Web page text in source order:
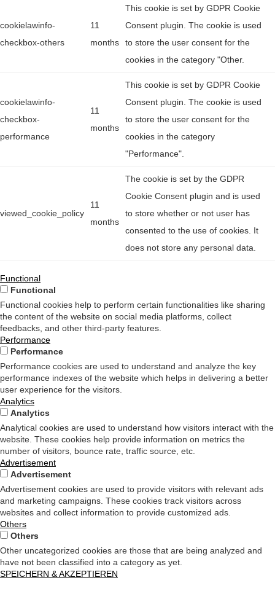
cookielawinfo-
checkbox-others
11
months
This cookie is set by GDPR Cookie
Consent plugin. The cookie is used
to store the user consent for the
cookies in the category "Other.
cookielawinfo-
checkbox-
performance
11
months
This cookie is set by GDPR Cookie
Consent plugin. The cookie is used
to store the user consent for the
cookies in the category
"Performance".
viewed_cookie_policy
11
months
The cookie is set by the GDPR
Cookie Consent plugin and is used
to store whether or not user has
consented to the use of cookies. It
does not store any personal data.
Functional
Functional
Functional cookies help to perform certain functionalities like sharing
the content of the website on social media platforms, collect
feedbacks, and other third-party features.
Performance
Performance
Performance cookies are used to understand and analyze the key
performance indexes of the website which helps in delivering a better
user experience for the visitors.
Analytics
Analytics
Analytical cookies are used to understand how visitors interact with the
website. These cookies help provide information on metrics the
number of visitors, bounce rate, traffic source, etc.
Advertisement
Advertisement
Advertisement cookies are used to provide visitors with relevant ads
and marketing campaigns. These cookies track visitors across
websites and collect information to provide customized ads.
Others
Others
Other uncategorized cookies are those that are being analyzed and
have not been classified into a category as yet.
SPEICHERN & AKZEPTIEREN